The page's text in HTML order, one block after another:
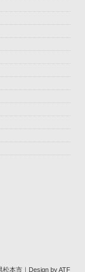
本市｜Design by ATF